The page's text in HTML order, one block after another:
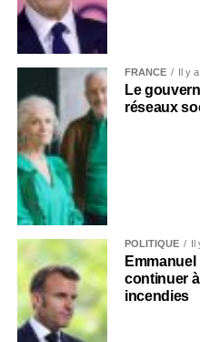
FRANCE Il y
Le
réseaux
POLITIQUE Il
Emmanuel
continuer
incendies